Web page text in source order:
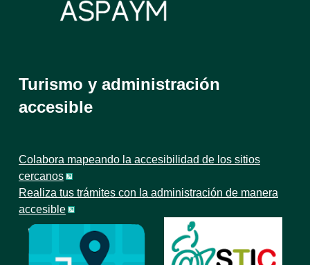
Turismo y administración
accesible
Colabora mapeando la accesibilidad de los sitios
cercanos
Realiza tus trámites con la administración de manera
accesible